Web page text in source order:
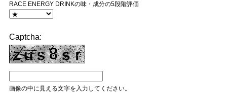
RACE ENERGY DRINKの味・成分の5段階評価
Captcha:
画像の中に見える文字を入力してください。